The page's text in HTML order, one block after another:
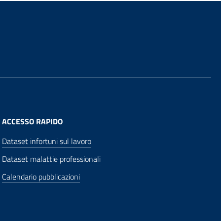
ACCESSO RAPIDO
Dataset infortuni sul lavoro
Dataset malattie professionali
Calendario pubblicazioni